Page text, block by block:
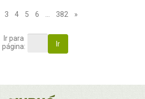
3 4 5 6 382 »
Ir para
página:
Ir